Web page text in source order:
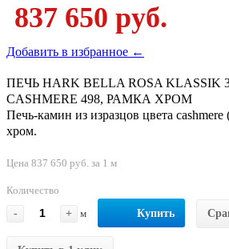
837 650 руб.
Добавить в избранное ←
ПЕЧЬ HARK BELLA ROSA KLASSIK
CASHMERE 498, РАМКА ХРОМ
Печь-камин из изразцов цвета
хром.
Цена 837 650 руб. за 1 м
Количество
-
+ м Купить